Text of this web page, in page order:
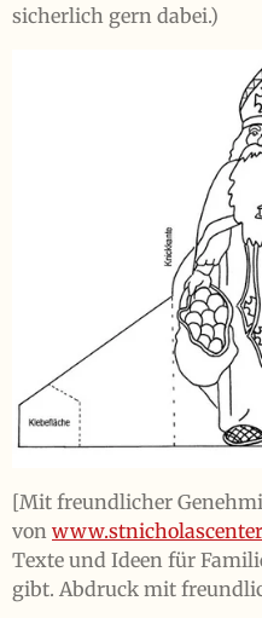
sicherlich gern dabei.)
[Mit freundlicher
von
Texte und Ideen für
gibt. Abdruck mit